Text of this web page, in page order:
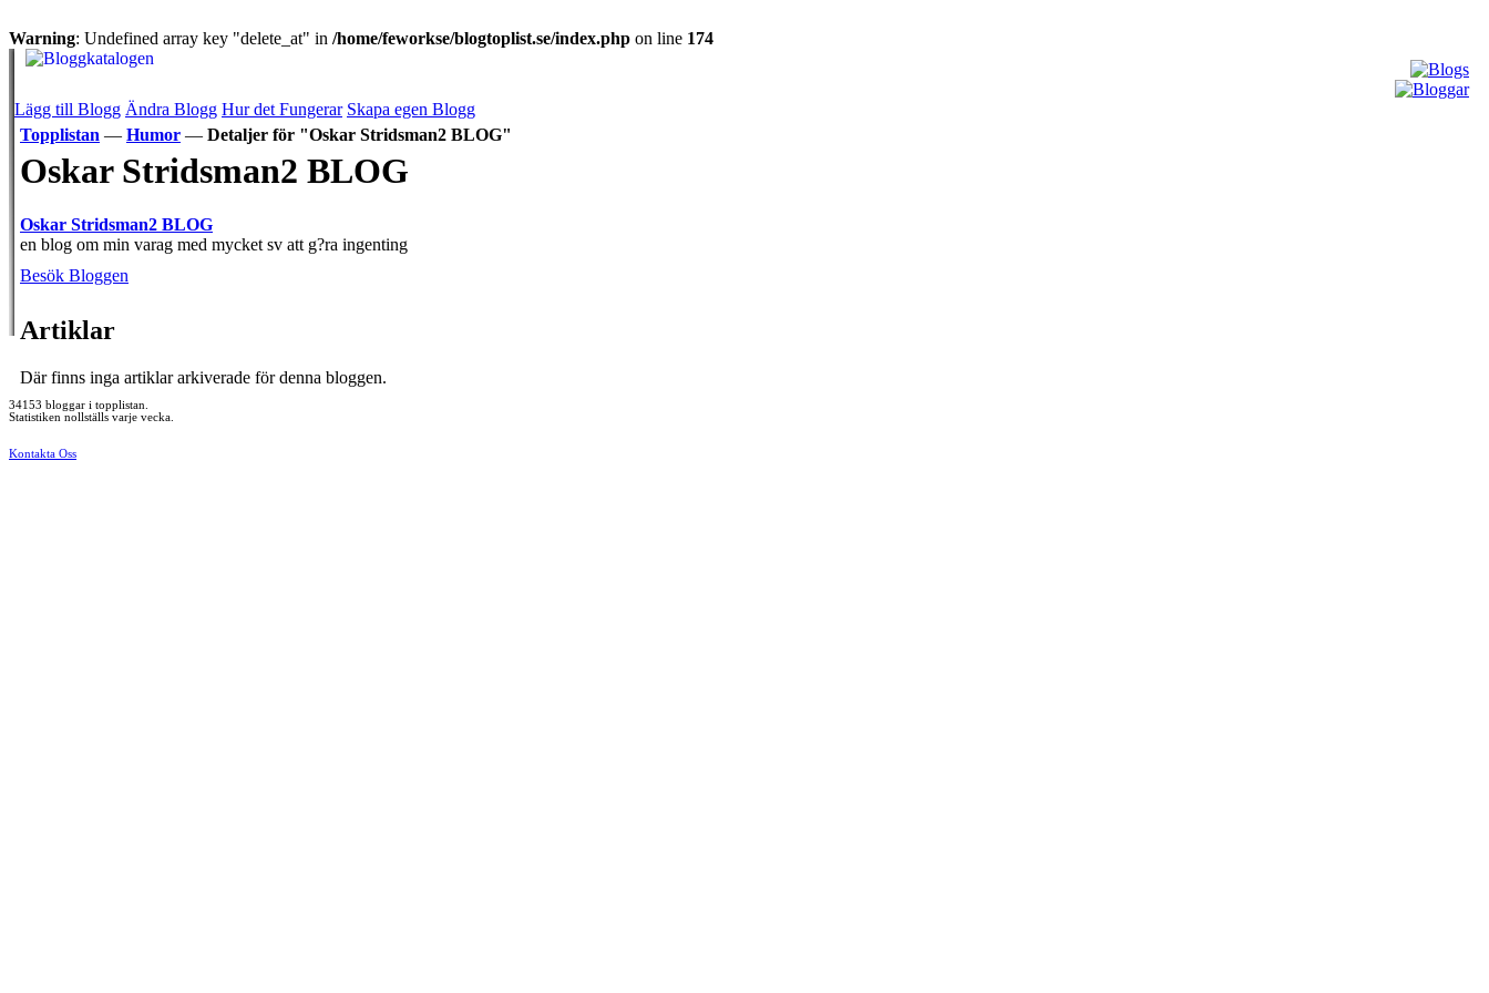
Warning: Undefined array key "delete_at" in /home/feworkse/blogtoplist.se/index.php on line 174
Lägg till Blogg Ändra Blogg Hur det Fungerar Skapa egen Blogg
Topplistan — Humor — Detaljer för "Oskar Stridsman2 BLOG"
Oskar Stridsman2 BLOG
Oskar Stridsman2 BLOG
en blog om min varag med mycket sv att g?ra ingenting
Besök Bloggen
Artiklar
Där finns inga artiklar arkiverade för denna bloggen.
34153 bloggar i topplistan.
Statistiken nollställs varje vecka.
Kontakta Oss